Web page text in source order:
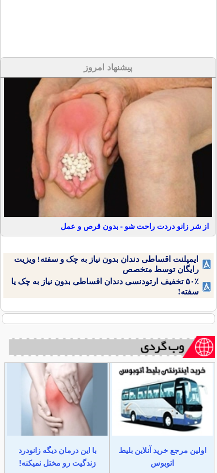
پیشنهاد امروز
از شر زانو دردت راحت شو - بدون قرص و عمل
ایمپلنت اقساطی دندان بدون نیاز به چک و سفته! ویزیت
رایگان توسط متخصص
۵۰٪ تخفیف ارتودنسی دندان اقساطی بدون نیاز به چک یا
سفته!
اولین مرجع خرید آنلاین بلیط
اتوبوس
با این درمان دیگه زانودرد
زندگیت رو مختل نمیکنه!